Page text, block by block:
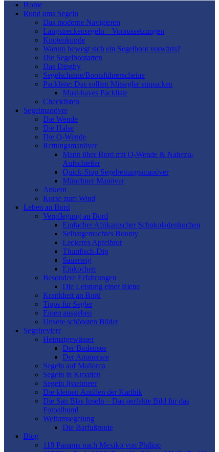
Home
Rund ums Segeln
Das moderne Navigieren
Langstreckensegeln – Voraussetzungen
Knotenkunde
Warum bewegt sich ein Segelboot vorwärts?
Die Segelbootarten
Das Dinghy
Segelscheine/Bootsführerscheine
Packliste: Das sollten Mitsegler einpacken
Must-haves Packliste
Checklisten
Segelmanöver
Die Wende
Die Halse
Die Q-Wende
Rettungsmanöver
Mann über Bord mit Q-Wende & Nahezu-
Aufschießer
Quick-Stop Segelrettungsmanöver
Münchner Manöver
Ankern
Kurse zum Wind
Leben an Bord
Verpflegung an Bord
Einfacher Afrikanischer Schokoladenkuchen
Selbstgemachtes Bounty
Leckeres Apfelbrot
Thunfisch-Dip
Sauerteig
Einkochen
Besondere Erfahrungen
Die Leistung einer Biene
Krankheit an Bord
Tipps für Segler
Einen ausgeben
Unsere schönsten Bilder
Segelreviere
Heimatgewässer
Der Bodensee
Der Ammersee
Segeln auf Mallorca
Segeln in Kroatien
Segeln Ijsselmeer
Die kleinen Antillen der Karibik
Die San Blas Inseln – Das perfekte Bild für das
Fotoalbum!
Weltumsegelung
Die Barfußroute
Blog
118 Panama nach Mexiko von Philipp